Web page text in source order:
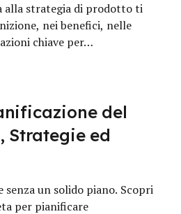
alla strategia di prodotto ti
nei benefici, nelle
chiave per…
del
Strategie ed
senza un solido piano. Scopri
per pianificare